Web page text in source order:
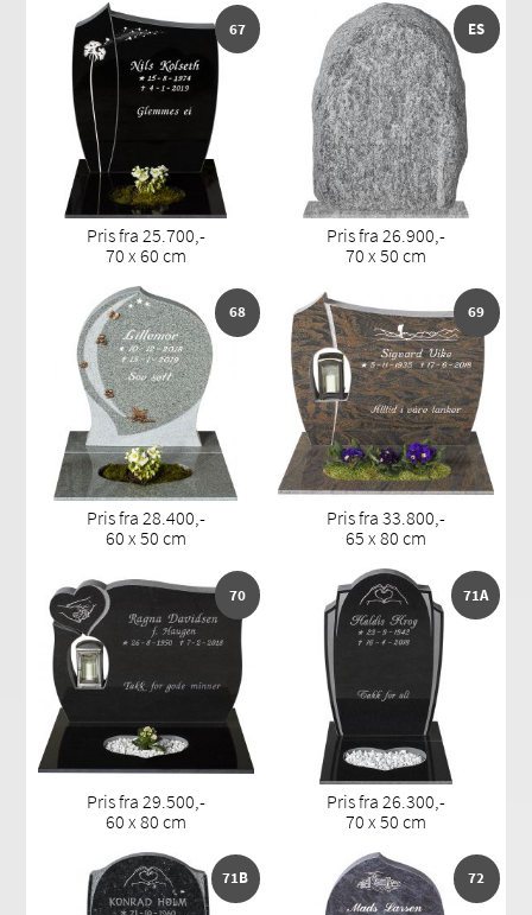
67
Pris fra 25.700,-
70 x 60 cm
ES
Pris fra 26.900,-
70 x 50 cm
68
Pris fra 28.400,-
60 x 50 cm
69
Pris fra 33.800,-
65 x 80 cm
70
Pris fra 29.500,-
60 x 80 cm
71A
Pris fra 26.300,-
70 x 50 cm
71B 72